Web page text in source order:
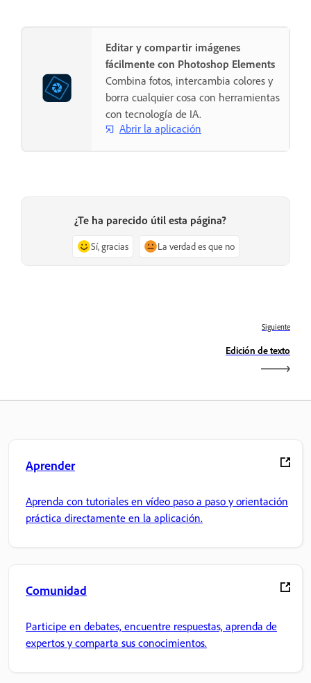
Editar y compartir imágenes
fácilmente con Photoshop Elements
Combina fotos, intercambia colores y
borra cualquier cosa con herramientas
con tecnología de IA.
Abrir la aplicación
¿Te ha parecido útil esta página?
Sí, gracias La verdad es que no
Siguiente
Edición de texto
Aprender
Aprenda con tutoriales en vídeo paso a paso y orientación
práctica directamente en la aplicación.
Comunidad
Participe en debates, encuentre respuestas, aprenda de
expertos y comparta sus conocimientos.